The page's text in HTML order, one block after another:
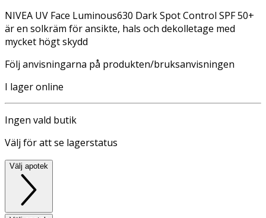
NIVEA UV Face Luminous630 Dark Spot Control SPF 50+
är en solkräm för ansikte, hals och dekolletage med
mycket högt skydd
Följ anvisningarna på produkten/bruksanvisningen
I lager online
Ingen vald butik
Välj för att se lagerstatus
Välj apotek